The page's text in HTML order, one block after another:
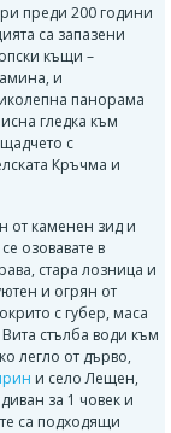
преди 200 години
са запазени
къщи –
и
панорама
гледка към
с
Кръчма и
от каменен зид и
озовавате в
стара лозница и
и огрян от
с губер, маса
стълба води към
легло от дърво,
и село Лещен,
за 1 човек и
са подходящи